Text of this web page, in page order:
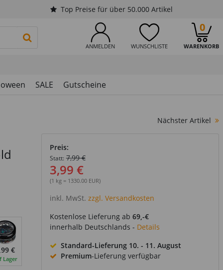
Top Preise für über 50.000 Artikel
ANMELDEN WUNSCHLISTE WARENKORB
0
PRODUKTSUCHE STARTEN
SALE Gutscheine
Nächster Artikel
€
Lager
Preis:
Statt: 7,99 €
3,99 €
(1 kg = 1330.00 EUR)
inkl. MwSt. zzgl. Versandkosten
Kostenlose Lieferung ab 69,-€
innerhalb Deutschlands - Details
Standard-Lieferung 10. - 11. August
Premium-Lieferung verfügbar